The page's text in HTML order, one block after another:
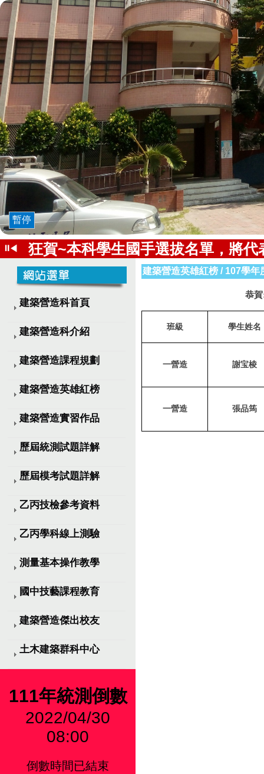
暫停
⏸◀
狂賀~本科學生國手選拔名單，將
第45屆國手選拔賽捷報!!!本
第48屆技能競賽決賽捷
技能中區賽捷報!!第48屆技能賽中
乙檢捷報!!!107學年
建築營造科首頁
建築營造科介紹
建築營造課程規劃
建築營造英雄紅榜
建築營造實習作品
歷屆統測試題詳解
歷屆模考試題詳解
乙丙技檢參考資料
乙丙學科線上測驗
測量基本操作教學
國中技藝課程教育
建築營造傑出校友
土木建築群科中心
111年統測倒數
2022/04/30
08:00
倒數時間已結束
建築營造英雄紅榜 / 107學年
恭賀
班級 學生姓名
一營造 謝宝棱
一營造 張品筠